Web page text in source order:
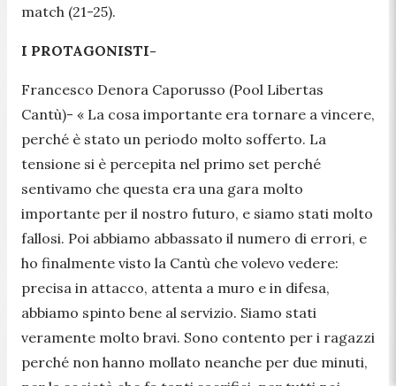
match (21-25).
I PROTAGONISTI-
Francesco Denora Caporusso (Pool Libertas
Cantù)- « La cosa importante era tornare a vincere,
perché è stato un periodo molto sofferto. La
tensione si è percepita nel primo set perché
sentivamo che questa era una gara molto
importante per il nostro futuro, e siamo stati molto
fallosi. Poi abbiamo abbassato il numero di errori, e
ho finalmente visto la Cantù che volevo vedere:
precisa in attacco, attenta a muro e in difesa,
abbiamo spinto bene al servizio. Siamo stati
veramente molto bravi. Sono contento per i ragazzi
perché non hanno mollato neanche per due minuti,